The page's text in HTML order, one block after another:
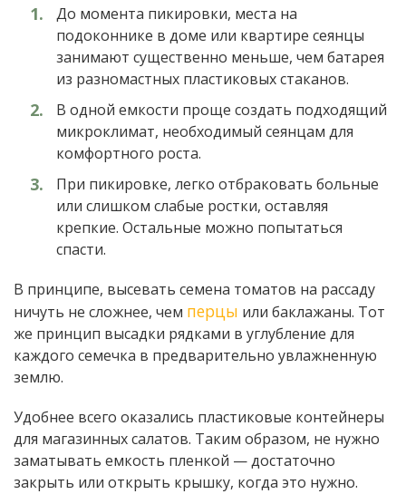
До момента пикировки, места на
подоконнике в доме или квартире сеянцы
занимают существенно меньше, чем батарея
из разномастных пластиковых стаканов.
В одной емкости проще создать подходящий
микроклимат, необходимый сеянцам для
комфортного роста.
При пикировке, легко отбраковать больные
или слишком слабые ростки, оставляя
крепкие. Остальные можно попытаться
спасти.
В принципе, высевать семена томатов на рассаду
ничуть не сложнее, чем перцы или баклажаны. Тот
же принцип высадки рядками в углубление для
каждого семечка в предварительно увлажненную
землю.
Удобнее всего оказались пластиковые контейнеры
для магазинных салатов. Таким образом, не нужно
заматывать емкость пленкой — достаточно
закрыть или открыть крышку, когда это нужно.